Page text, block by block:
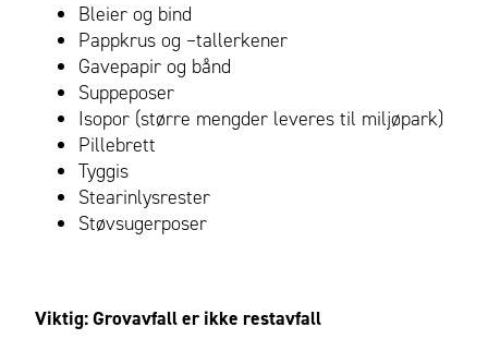
Bleier og bind
Pappkrus og –tallerkener
Gavepapir og bånd
Suppeposer
Isopor (større mengder leveres til miljøpark)
Pillebrett
Tyggis
Stearinlysrester
Støvsugerposer
Viktig: Grovavfall er ikke restavfall